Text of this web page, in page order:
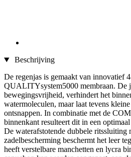
Beschrijving
De regenjas is gemaakt van innovatief
QUALITYsystem5000 membraan. De
bewegingsvrijheid, verhindert het
watermoleculen, maar laat tevens
ontsnappen. In combinatie met de
binnenkant resulteert dit in een
De waterafstotende dubbele ritssluiting
zadelbescherming beschermt het leer
heeft verstelbare manchetten en lycra